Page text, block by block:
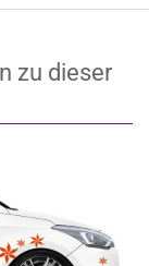
zu dieser